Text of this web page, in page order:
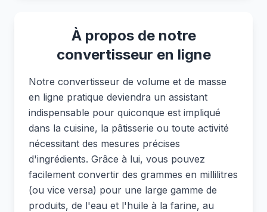
À propos de notre
convertisseur en ligne
Notre convertisseur de volume et de masse
en ligne pratique deviendra un assistant
indispensable pour quiconque est impliqué
dans la cuisine, la pâtisserie ou toute activité
nécessitant des mesures précises
d'ingrédients. Grâce à lui, vous pouvez
facilement convertir des grammes en millilitres
(ou vice versa) pour une large gamme de
produits, de l'eau et l'huile à la farine, au